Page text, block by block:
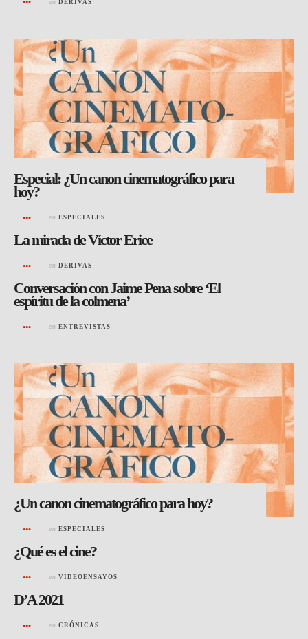
DERIVAS
Especial: ¿Un canon cinematográfico para
hoy?
en ESPECIALES
La mirada de Víctor Erice
en DERIVAS
Conversación con Jaime Pena sobre ‘El
espíritu de la colmena’
en ENTREVISTAS
¿Un canon cinematográfico para hoy?
en ESPECIALES
¿Qué es el cine?
en VIDEOENSAYOS
D’A 2021
en CRÓNICAS